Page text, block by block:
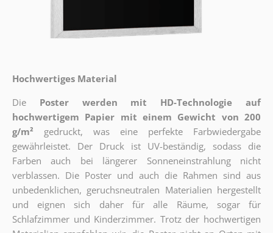
Hochwertiges Material
Die
Poster werden mit HD-Technologie auf
hochwertigem Papier mit einem Gewicht von 200
g/m²
gedruckt, was eine perfekte Farbwiedergabe
gewährleistet. Der Druck ist UV-beständig, sodass die
Farben auch bei längerer Sonneneinstrahlung nicht
verblassen. Die Poster und auch die Rahmen sind aus
unbedenklichen, geruchsneutralen Materialien hergestellt
und eignen sich daher für alle Räume, sogar für
Schlafzimmer und Kinderzimmer. Trotz der hochwertigen